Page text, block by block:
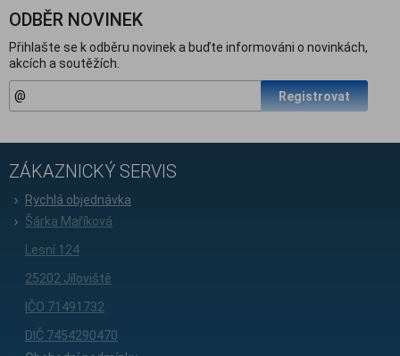
ODBĚR NOVINEK
Přihlašte se k odběru novinek a buďte informováni o novinkách,
akcích a soutěžích.
Registrovat
ZÁKAZNICKÝ SERVIS
Rychlá objednávka
Šárka Maříková
Lesní 124
25202 Jíloviště
IČO 71491732
DIČ 7454290470